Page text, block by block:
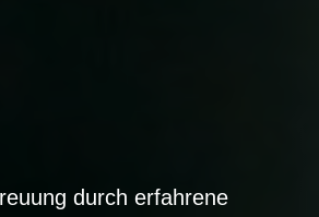
durch erfahrene